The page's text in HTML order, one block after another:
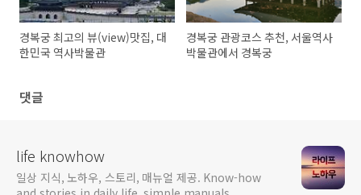
경복궁 최고의 뷰(view)맛집, 대
한민국 역사박물관
경복궁 관광코스 추천, 서울역사
박물관에서 경복궁
댓글
life knowhow
일상 지식, 노하우, 스토리, 매뉴얼 제공. Know-how